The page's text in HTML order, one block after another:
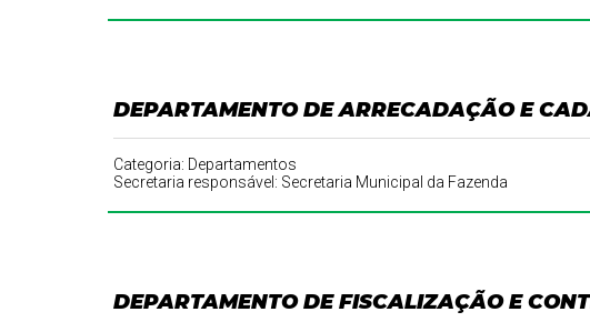
DEPARTAMENTO DE ARRECADAÇÃO E
Categoria: Departamentos
Secretaria responsável: Secretaria Municipal da Fazenda
DEPARTAMENTO DE FISCALIZAÇÃO E